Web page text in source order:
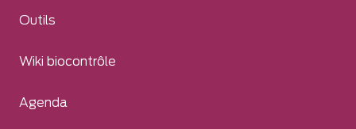
Outils
Wiki biocontrôle
Agenda